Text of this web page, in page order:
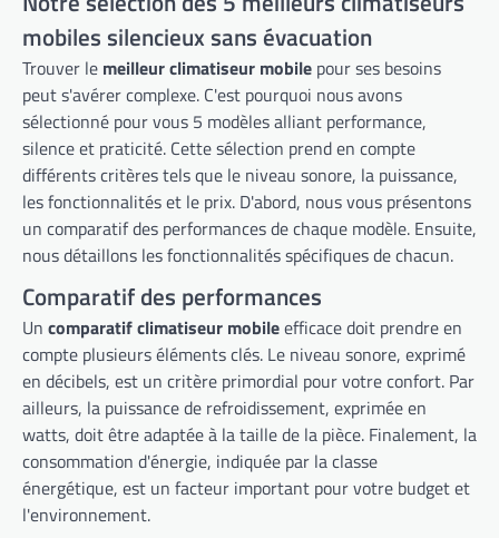
mobiles silencieux sans évacuation
Trouver le meilleur climatiseur mobile pour ses besoins
peut s'avérer complexe. C'est pourquoi nous avons
sélectionné pour vous 5 modèles alliant performance,
silence et praticité. Cette sélection prend en compte
différents critères tels que le niveau sonore, la puissance,
les fonctionnalités et le prix. D'abord, nous vous présentons
un comparatif des performances de chaque modèle. Ensuite,
nous détaillons les fonctionnalités spécifiques de chacun.
Comparatif des performances
Un comparatif climatiseur mobileefficace doit prendre en
compte plusieurs éléments clés. Le niveau sonore, exprimé
en décibels, est un critère primordial pour votre confort. Par
ailleurs, la puissance de refroidissement, exprimée en
watts, doit être adaptée à la taille de la pièce. Finalement, la
consommation d'énergie, indiquée par la classe
énergétique, est un facteur important pour votre budget et
l'environnement.